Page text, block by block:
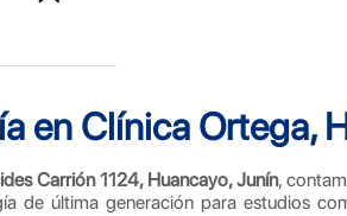
en Clínica Ortega,
Carrión 1124, Huancayo, Junín,
de última generación para estudios